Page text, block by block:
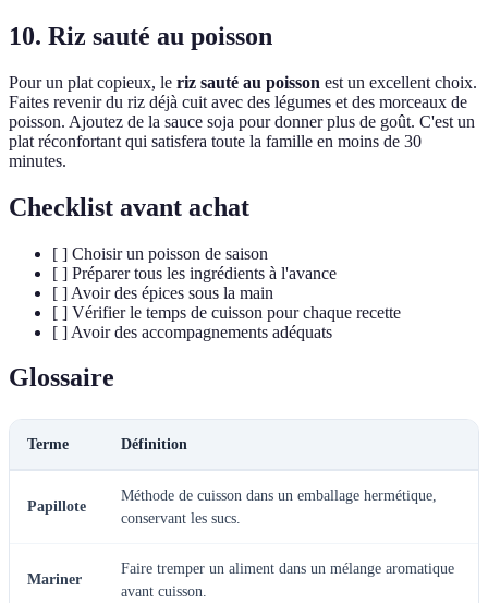
10. Riz sauté au poisson
Pour un plat copieux, le riz sauté au poisson est un excellent choix.
Faites revenir du riz déjà cuit avec des légumes et des morceaux de
poisson. Ajoutez de la sauce soja pour donner plus de goût. C'est un
plat réconfortant qui satisfera toute la famille en moins de 30
minutes.
Checklist avant achat
[ ] Choisir un poisson de saison
[ ] Préparer tous les ingrédients à l'avance
[ ] Avoir des épices sous la main
[ ] Vérifier le temps de cuisson pour chaque recette
[ ] Avoir des accompagnements adéquats
Glossaire
Terme Définition
Papillote
Méthode de cuisson dans un emballage hermétique,
conservant les sucs.
Mariner
Faire tremper un aliment dans un mélange aromatique
avant cuisson.